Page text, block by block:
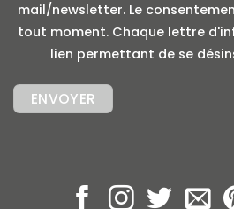
mail/newsletter. Le
tout moment. Chaque lettre
lien permettant de se